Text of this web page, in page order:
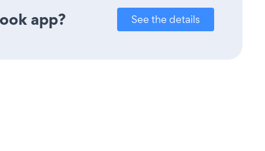
app? See the details